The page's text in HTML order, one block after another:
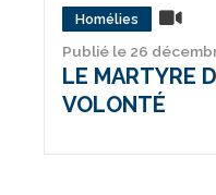
Homélies
Publié le 26
LE MARTYRE
VOLONTÉ